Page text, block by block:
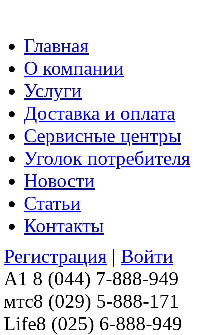
Главная
О компании
Услуги
Доставка и оплата
Сервисные центры
Уголок потребителя
Новости
Статьи
Контакты
Регистрация | Войти
A1 8 (044) 7-888-949
мтс8 (029) 5-888-171
Life8 (025) 6-888-949